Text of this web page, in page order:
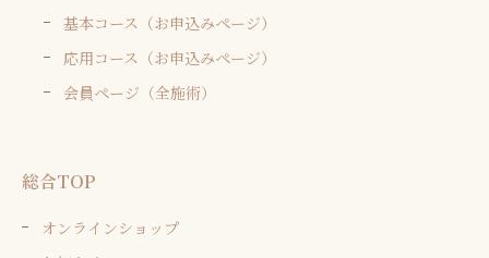
基本コース（お申込みページ）
応用コース（お申込みページ）
会員ページ（全施術）
総合TOP
オンラインショップ